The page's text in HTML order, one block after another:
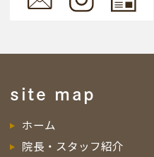
site map
ホーム
院長・スタッフ紹介